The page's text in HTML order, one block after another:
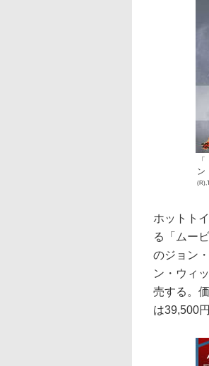
ン
ホットト
る「ムー
のジョン
ン・ウィ
売する。
は39,500円